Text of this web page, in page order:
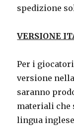
spedizione
VERSIONE
Per i
versione
saranno
materiali
lingua